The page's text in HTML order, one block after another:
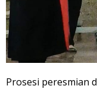
Prosesi peresmian